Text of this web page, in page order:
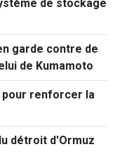
de stockage
garde contre de
de Kumamoto
pour renforcer la
détroit d'Ormuz